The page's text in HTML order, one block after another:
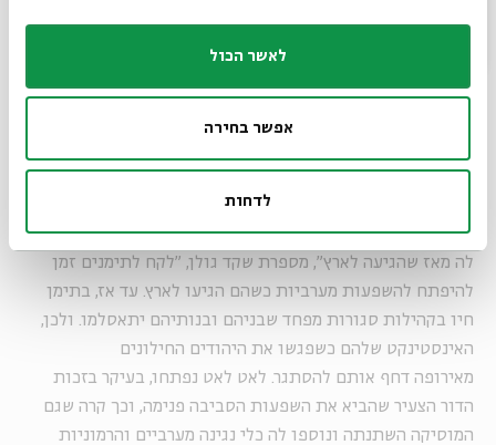
לאשר הכול
אפשר בחירה
לדחות
מהמקורות, וכן שירים של משוררים דוגמת רבי שלום שבזי, שעליו
מסופר שכתב למעלה מ-15 אלף פיוטים. המלחינים היו ברובם
אנונימיים ולכן את מרכז הבמה תפסו המילים, ולא פעם, שימשה
"במופע שלנו באה לידי ביטוי השירה התימנית הגברית ומה שקרה
לה מאז שהגיעה לארץ", מספרת שקד גולן, "לקח לתימנים זמן
להיפתח להשפעות מערביות כשהם הגיעו לארץ. עד אז, בתימן
חיו בקהילות סגורות מפחד שבניהם ובנותיהם יתאסלמו. ולכן,
האינסטינקט שלהם כשפגשו את היהודים החילונים
מאירופה דחף אותם להסתגר. לאט לאט נפתחו, בעיקר בזכות
הדור הצעיר שהביא את השפעות הסביבה פנימה, וכך קרה שגם
המוסיקה השתנתה ונוספו לה כלי נגינה מערביים והרמוניות